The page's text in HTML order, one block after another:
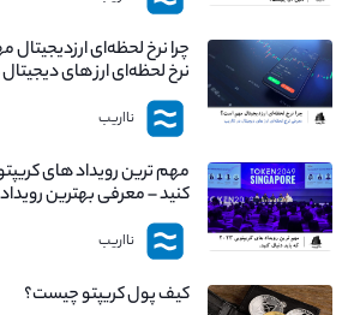
چرا نرخ لحظه‌ای
نرخ لحظه‌ای ارز های دیجیتال
نااریب
کنید – معرفی بهترین
نااریب
کیف پول کریپتو چیست؟